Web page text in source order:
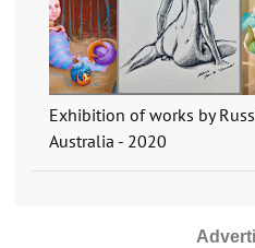
Exhibition of works by
Australia - 2020